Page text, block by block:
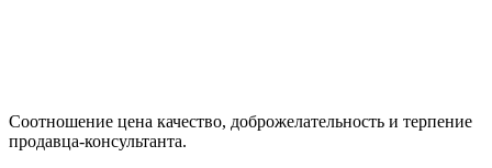
Соотношение цена качество, доброжелательность и терпение
продавца-консультанта.